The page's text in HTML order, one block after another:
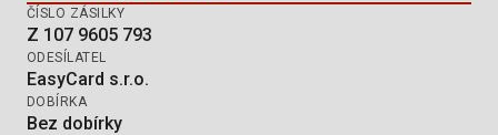
ČÍSLO ZÁSILKY
Z 107 9605 793
ODESÍLATEL
EasyCard s.r.o.
DOBÍRKA
Bez dobírky